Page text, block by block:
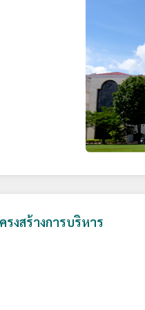
รงสร้างการบริหาร